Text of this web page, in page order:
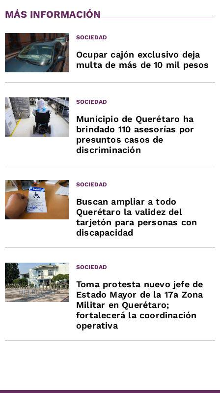
MÁS INFORMACIÓN
SOCIEDAD
Ocupar cajón exclusivo deja
multa de más de 10 mil pesos
SOCIEDAD
Municipio de Querétaro ha
brindado 110 asesorías por
presuntos casos de
discriminación
SOCIEDAD
Buscan ampliar a todo
Querétaro la validez del
tarjetón para personas con
discapacidad
SOCIEDAD
Toma protesta nuevo jefe de
Estado Mayor de la 17a Zona
Militar en Querétaro;
fortalecerá la coordinación
operativa